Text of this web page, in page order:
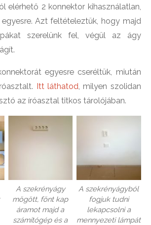
elérhető 2 konnektor kihasználatlan,
egyesre. Azt feltételeztük, hogy majd
szerelünk fel, végül az ágy
egyesre cseréltük, miután
Itt láthatod, milyen szolidan
az íróasztal titkos tárolójában.
A szekrényágy
mögött, fönt kap
áramot majd a
számítógép és a
A szekrényágyból
fogjuk tudni
lekapcsolni a
mennyezeti lámpát